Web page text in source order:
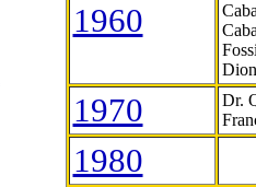
1960
1970
Dr.
1980